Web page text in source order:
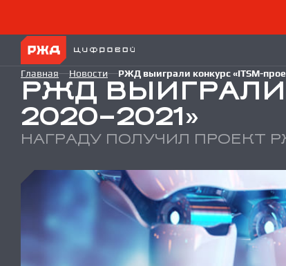
Главная Новости РЖД выиграли конкурс «ITSM-
РЖД ВЫИГРАЛИ
2020–2021»
НАГРАДУ ПОЛУЧИЛ ПРОЕКТ